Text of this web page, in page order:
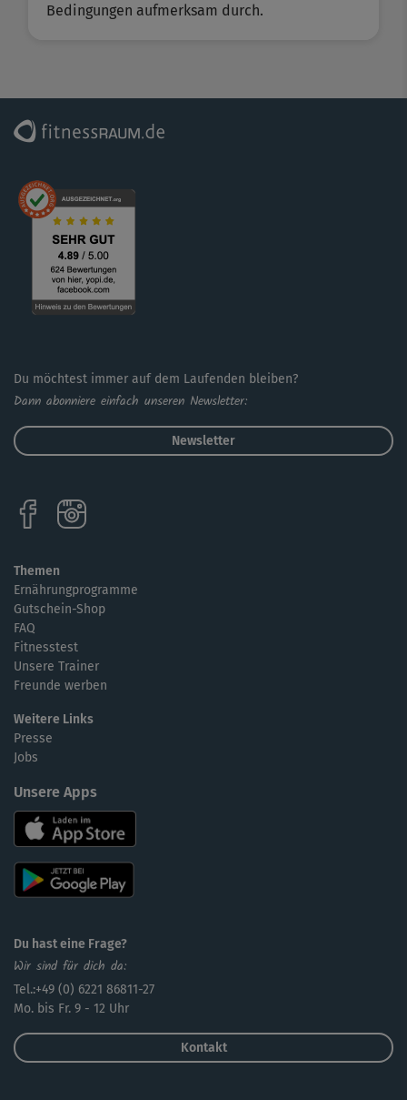
Bedingungen aufmerksam durch.
Du möchtest immer auf dem Laufenden bleiben?
Dann abonniere einfach unseren Newsletter:
Newsletter
Themen
Ernährungprogramme
Gutschein-Shop
FAQ
Fitnesstest
Unsere Trainer
Freunde werben
Weitere Links
Presse
Jobs
Unsere Apps
Du hast eine Frage?
Wir sind für dich da:
Tel.:+49 (0) 6221 86811-27
Mo. bis Fr. 9 - 12 Uhr
Kontakt